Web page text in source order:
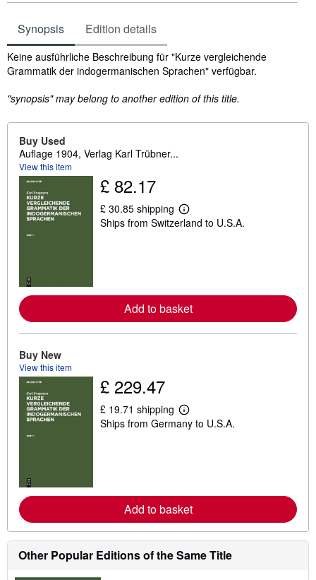
Synopsis Edition details
Synopsis
Keine ausführliche Beschreibung für "Kurze vergleichende
Grammatik der indogermanischen Sprachen" verfügbar.
"synopsis" may belong to another edition of this title.
Buy Used
Auflage 1904, Verlag Karl Trübner...
View this item
£ 82.17
£ 30.85 shipping
L
e
e
a
p
i
n
Ships from Switzerland to U.S.A.
Add to basket
Buy New
View this item
£ 229.47
£ 19.71 shipping
L
e
e
a
o
u
t
s
Ships from Germany to U.S.A.
Add to basket
Other Popular Editions of the Same Title